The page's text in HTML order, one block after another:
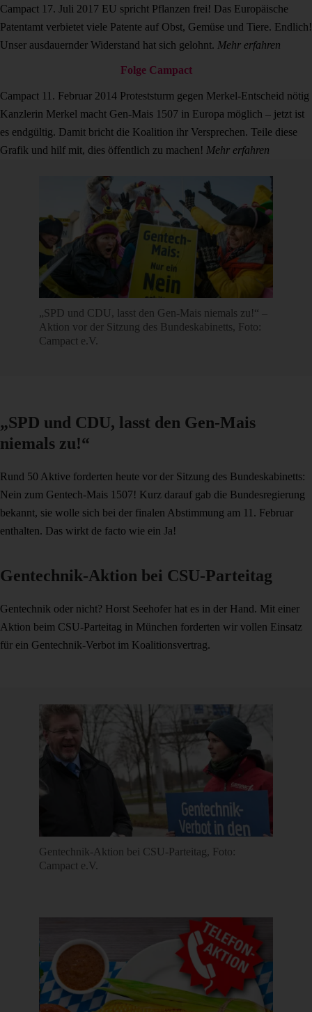
Campact 17. Juli 2017 EU spricht Pflanzen frei! Das Europäische
Patentamt verbietet viele Patente auf Obst, Gemüse und Tiere. Endlich!
Unser ausdauernder Widerstand hat sich gelohnt. Mehr erfahren
Folge Campact
Campact 11. Februar 2014 Proteststurm gegen Merkel-Entscheid nötig
Kanzlerin Merkel macht Gen-Mais 1507 in Europa möglich – jetzt ist
es endgültig. Damit bricht die Koalition ihr Versprechen. Teile diese
Grafik und hilf mit, dies öffentlich zu machen! Mehr erfahren
„SPD und CDU, lasst den Gen-Mais niemals zu!“ –
Aktion vor der Sitzung des Bundeskabinetts, Foto:
Campact e.V.
„SPD und CDU, lasst den Gen-Mais
niemals zu!“
Rund 50 Aktive forderten heute vor der Sitzung des Bundeskabinetts:
Nein zum Gentech-Mais 1507! Kurz darauf gab die Bundesregierung
bekannt, sie wolle sich bei der finalen Abstimmung am 11. Februar
enthalten. Das wirkt de facto wie ein Ja!
Gentechnik-Aktion bei CSU-Parteitag
Gentechnik oder nicht? Horst Seehofer hat es in der Hand. Mit einer
Aktion beim CSU-Parteitag in München forderten wir vollen Einsatz
für ein Gentechnik-Verbot im Koalitionsvertrag.
Gentechnik-Aktion bei CSU-Parteitag, Foto:
Campact e.V.